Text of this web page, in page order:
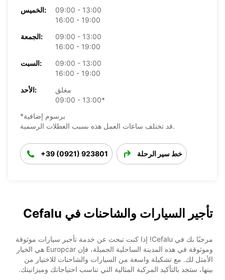
الخميس:
09:00 - 13:00
16:00 - 19:00
الجمعة:
09:00 - 13:00
16:00 - 19:00
السبت:
09:00 - 13:00
16:00 - 19:00
الأحد:
مغلق
09:00 - 13:00*
*برسوم إضافية
قد تختلف ساعات العمل هذه بسبب العطلات الرسمية.
+39 (0921) 923801 خط سير الرحلة
تأجير السيارات والشاحنات في Cefalu
مرحبًا بك في Cefalu! إذا كنت تبحث عن خدمة تأجير سيارات موثوقة
وموثوقة في هذه المدينة الساحلية الجميلة، فإن Europcar هي الخيار
الأمثل لك. مع تشكيلة واسعة من السيارات والشاحنات للاختيار من
بينها، ستجد بالتأكيد المركبة المثالية التي تناسب احتياجاتك وميزانيتك.